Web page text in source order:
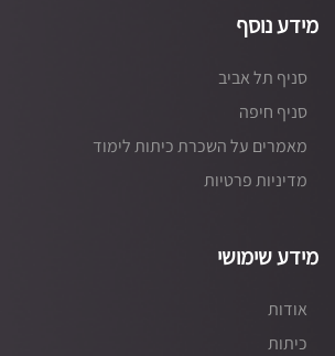
מידע נוסף
סניף תל אביב
סניף חיפה
מאמרים על השכרת כיתות לימוד
מדיניות פרטיות
מידע שימושי
אודות
כיתות